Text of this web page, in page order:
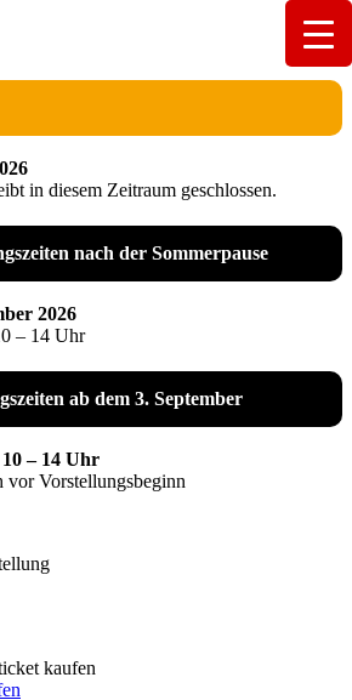
in diesem Zeitraum geschlossen.
nach der Sommerpause
2026
– 14 Uhr
ab dem 3. September
– 14 Uhr
vor Vorstellungsbeginn
kaufen